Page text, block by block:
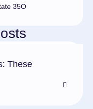
35O
These